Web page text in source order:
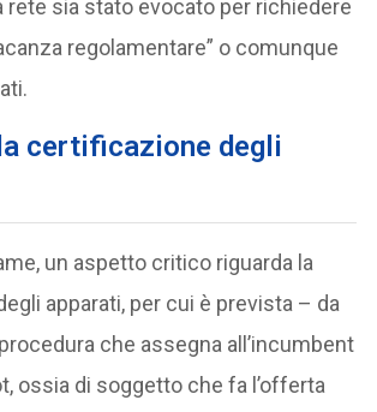
rete sia stato evocato per richiedere
regolamentare” o comunque
certificazione degli
un aspetto critico riguarda la
apparati, per cui è prevista – da
che assegna all’incumbent
ossia di soggetto che fa l’offerta